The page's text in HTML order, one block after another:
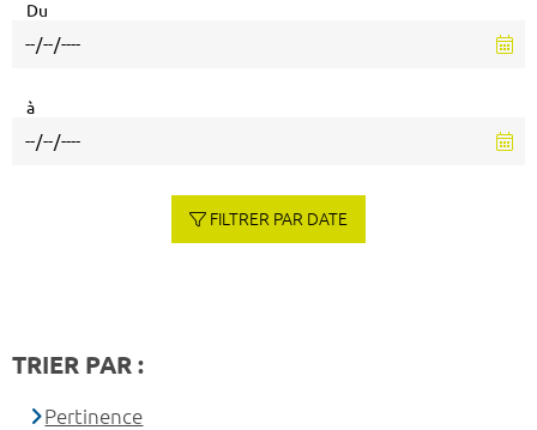
Du
à
FILTRER PAR DATE
TRIER PAR :
Pertinence